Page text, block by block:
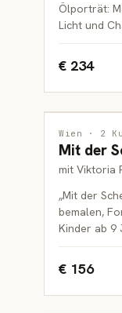
Ölporträt:
Licht und
€ 234
MALEREI
KINDER
Wien · 2
Mit der
mit Viktoria
„Mit der
bemalen,
Kinder ab 9
€ 156